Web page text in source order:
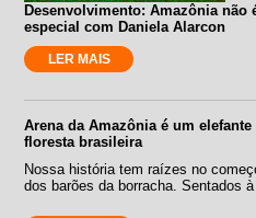
Desenvolvimento: Amazônia não
especial com Daniela Alarcon
LER MAIS
Arena da Amazônia é um
floresta brasileira
Nossa história tem raízes no
dos barões da borracha. Sentados